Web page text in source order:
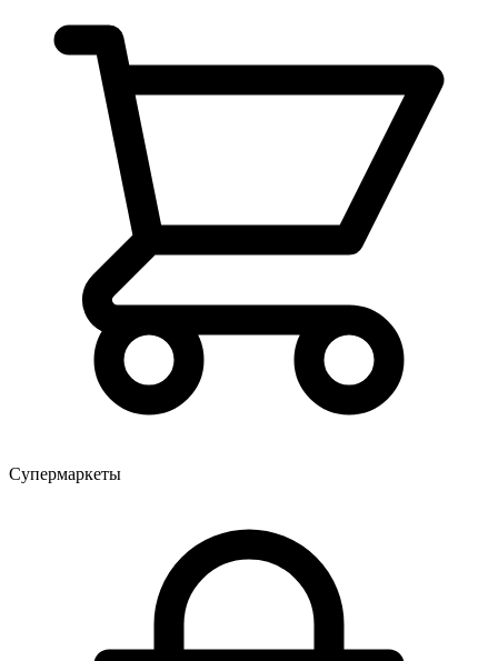
Супермаркеты